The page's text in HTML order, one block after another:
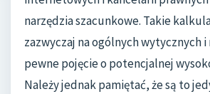
narzędzia szacunkowe. Takie
zazwyczaj na ogólnych wytycznych i
pewne pojęcie o potencjalnej
Należy jednak pamiętać, że są to